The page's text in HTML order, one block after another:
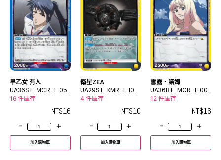
早乙女 有人
UA36ST_MCR-1-05
7R
16 件庫存
NT$16
-
+
加入購物車
衛星ZEA
UA29ST_KMR-1-108
U
4 件庫存
NT$10
-
+
加入購物車
雪露．諾姆
UA36BT_MCR-1-00
6U
12 件庫存
NT$16
-
+
加入購物車